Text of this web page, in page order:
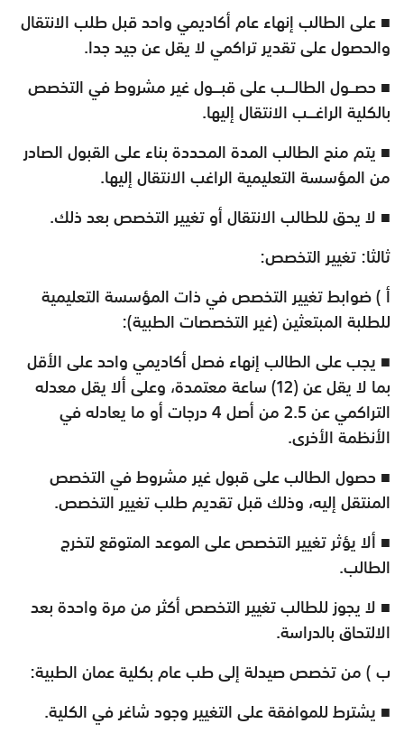
■ على الطالب إنهاء عام أكاديمي واحد قبل طلب الانتقال
والحصول على تقدير تراكمي لا يقل عن جيد جدا.
■ حصــول الطالـــب على قبـــول غير مشروط في التخصص
بالكلية الراغـــب الانتقال إليها.
■ يتم منح الطالب المدة المحددة بناء على القبول الصادر
من المؤسسة التعليمية الراغب الانتقال إليها.
■ لا يحق للطالب الانتقال أو تغيير التخصص بعد ذلك.
ثالثا: تغيير التخصص:
أ ) ضوابط تغيير التخصص في ذات المؤسسة التعليمية
للطلبة المبتعثين (غير التخصصات الطبية):
■ يجب على الطالب إنهاء فصل أكاديمي واحد على الأقل
بما لا يقل عن (12) ساعة معتمدة، وعلى ألا يقل معدله
التراكمي عن 2.5 من أصل 4 درجات أو ما يعادله في
الأنظمة الأخرى.
■ حصول الطالب على قبول غير مشروط في التخصص
المنتقل إليه، وذلك قبل تقديم طلب تغيير التخصص.
■ ألا يؤثر تغيير التخصص على الموعد المتوقع لتخرج
الطالب.
■ لا يجوز للطالب تغيير التخصص أكثر من مرة واحدة بعد
الالتحاق بالدراسة.
ب ) من تخصص صيدلة إلى طب عام بكلية عمان الطبية:
■ يشترط للموافقة على التغيير وجود شاغر في الكلية.